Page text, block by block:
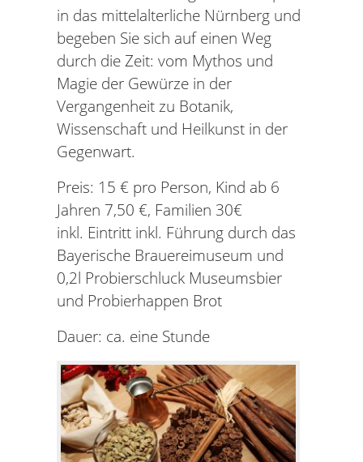
in das mittelalterliche Nürnberg und
begeben Sie sich auf einen Weg
durch die Zeit: vom Mythos und
Magie der Gewürze in der
Vergangenheit zu Botanik,
Wissenschaft und Heilkunst in der
Gegenwart.
Preis: 15 € pro Person, Kind ab 6
Jahren 7,50 €, Familien 30€
inkl. Eintritt inkl. Führung durch das
Bayerische Brauereimuseum und
0,2l Probierschluck Museumsbier
und Probierhappen Brot
Dauer: ca. eine Stunde